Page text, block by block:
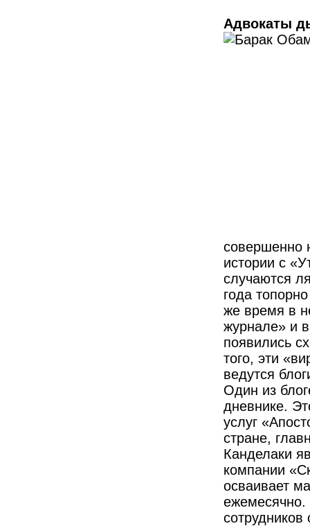
Адвокаты
совершенно
истории с
случаются
года
же время в
журнале» и в
появились
того, эти
ведутся
Один из
дневнике.
услуг
стране,
Канделаки
компании
осваивает
сотрудников